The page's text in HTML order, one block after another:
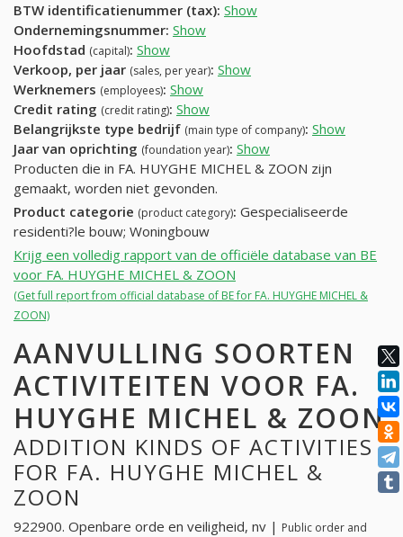
BTW identificatienummer (tax): Show
Ondernemingsnummer: Show
Hoofdstad (capital): Show
Verkoop, per jaar (sales, per year): Show
Werknemers (employees): Show
Credit rating (credit rating): Show
Belangrijkste type bedrijf (main type of company): Show
Jaar van oprichting (foundation year): Show
Producten die in FA. HUYGHE MICHEL & ZOON zijn
gemaakt, worden niet gevonden.
Product categorie (product category): Gespecialiseerde
residenti?le bouw; Woningbouw
Krijg een volledig rapport van de officiële database van BE
voor FA. HUYGHE MICHEL & ZOON
(Get full report from official database of BE for FA. HUYGHE MICHEL &
ZOON)
AANVULLING SOORTEN
ACTIVITEITEN VOOR FA.
HUYGHE MICHEL & ZOON
ADDITION KINDS OF ACTIVITIES
FOR FA. HUYGHE MICHEL &
ZOON
922900. Openbare orde en veiligheid, nv | Public order and